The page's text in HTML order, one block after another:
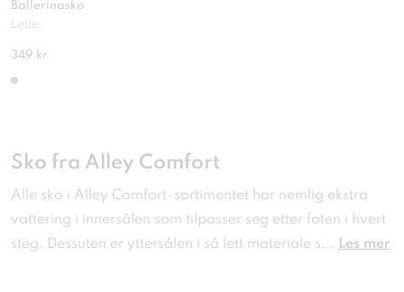
Ballerinasko
Lette
349 kr
Sko fra Alley Comfort
Alle sko i Alley Comfort-sortimentet har nemlig ekstra
vattering i innersålen som tilpasser seg etter foten i hvert
steg. Dessuten er yttersålen i så lett materiale s... Les mer